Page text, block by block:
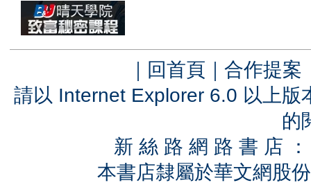
｜ 回首頁 ｜ 合作提案
請以 Internet Explorer 6.0 以上
的
新 絲 路 網 路 書 店
本書店隸屬於華文網股